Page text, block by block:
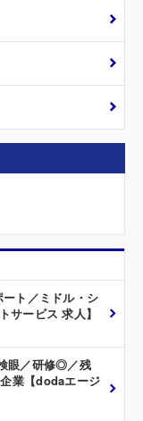
ート／ミドル・シ
サービス 求人】
眼／研修◎／残
業【dodaエージ